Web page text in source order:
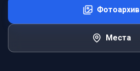
Фотоархив
Места